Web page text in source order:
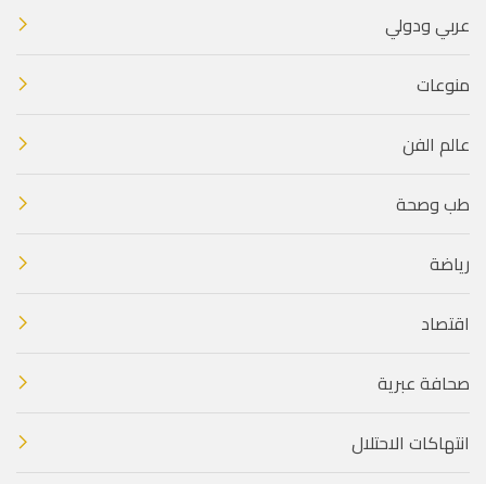
عربي ودولي
منوعات
عالم الفن
طب وصحة
رياضة
اقتصاد
صحافة عبرية
انتهاكات الاحتلال